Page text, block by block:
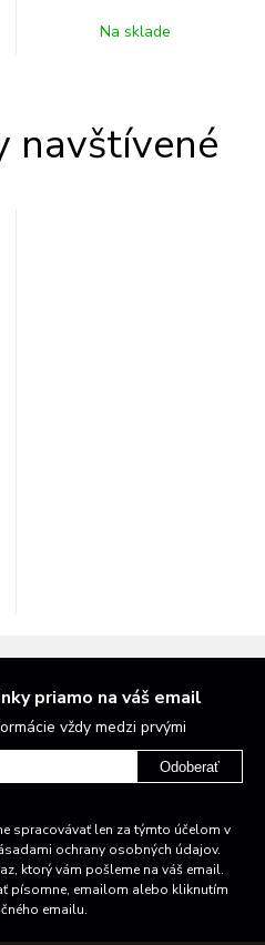
Na sklade
navštívené
priamo na váš email
vždy medzi prvými
Odoberať
spracovávať len za týmto účelom v
ochrany osobných údajov.
ktorý vám pošleme na váš email.
písomne, emailom alebo kliknutím
emailu.